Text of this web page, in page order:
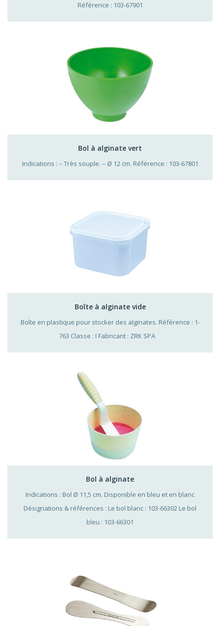
Référence : 103-67901
Bol à alginate vert
Indications : – Très souple. – Ø 12 cm. Référence : 103-67801
Boîte à alginate vide
Boîte en plastique pour stocker des alginates. Référence : 1-
763 Classe : I Fabricant : ZRK SPA
Bol à alginate
Indications : Bol Ø 11,5 cm. Disponible en bleu et en blanc
Désignations & références : Le bol blanc : 103-66302 Le bol
bleu : 103-66301